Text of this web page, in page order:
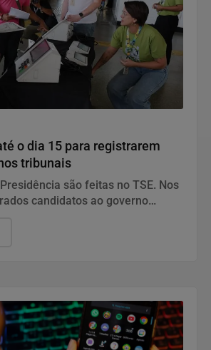
o dia 15 para registrarem
tribunais
são feitas no TSE. Nos
candidatos ao governo
e distrital.